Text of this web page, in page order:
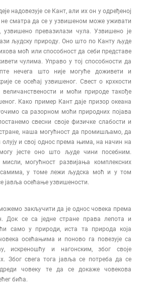
се Кант, али их он у одређеној
сматра да се у узвишеном може уживати
узвишено превазилази чула. Узвишено је
људску природу. Оно штo по Канту људе
моћ или способност да себи представe
чулима. Управо у тој способности да
нечега што није могуће доживети и
се осећај узвишеног. Свест о крхкости
и моћи природе такође
Како пример Кант даје призор океана
са разорном моћи природних појава
свесни своје физичке слабости и
наша могућност да промишљамо, да
и свој однос према њима, на начин на
јесте оно што људе чини посебним.
мисли, могућност развијања комплексних
у томе лежи људска моћ и у том
јавља осећање узвишености.
закључити да је однос човека према
Док се са једне стране права лепота и
само у природи, иста та природа која
осећањима и поново га повезује са
искреношћу и нагонским, због своје
Због свега тога јавља се потреба да се
човеку те да се докаже човекова
бића.